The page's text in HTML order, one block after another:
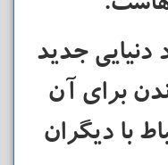
دنیایی جدید
برای آن
با دیگران